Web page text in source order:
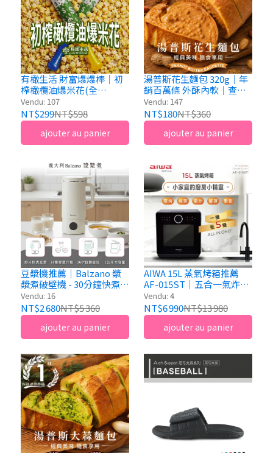
有橄生活 財富爆爆棒｜初
榨橄欖油爆米花(全
素)150g｜可可/焦糖玫瑰
鹽口味
Vendu: 107
NT$299NT$598
ajouter au panier
湯普斯花生麵包 320g｜年
銷百萬條 外酥內軟｜查理
布朗烘焙
Vendu: 147
NT$180NT$360
ajouter au panier
豆漿機推薦｜Balzano 漿
漿煮破壁機 - 30分鐘快煮豆
漿x14種智慧料理
Vendu: 16
NT$2 680NT$5 360
ajouter au panier
AIWA 15L 蒸氣烤箱推薦
AF-015ST｜五合一氣炸烤
箱推薦｜小家庭廚房烤箱
推薦首選
Vendu: 4
NT$6 990NT$13 980
ajouter au panier